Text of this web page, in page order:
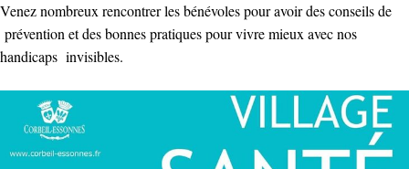
Venez nombreux rencontrer les bénévoles pour avoir des conseils de
prévention et des bonnes pratiques pour vivre mieux avec nos
handicaps invisibles.